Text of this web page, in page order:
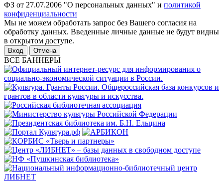
ФЗ от 27.07.2006 "О персональных данных" и политикой
конфиденциальности
Мы не можем обработать запрос без Вашего согласия на
обработку данных. Введенные личные данные не будут видны
в открытом доступе.
Отмена
ВСЕ БАННЕРЫ